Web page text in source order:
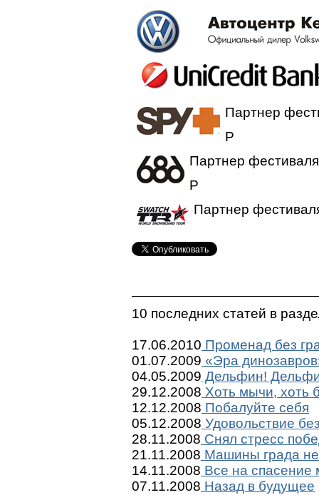
Партнер
P
Партнер фестиваля
P
Партнер
10 последних статей в
17.06.2010 Променад без
01.07.2009 «Эра
04.05.2009 Дельфин!
29.12.2008 Хоть мычи, хоть
12.12.2008 Побалуйте себя
05.12.2008 Удовольствие
28.11.2008 Снял стресс
21.11.2008 Машины града не
14.11.2008 Все на спасение
07.11.2008 Назад в будущее